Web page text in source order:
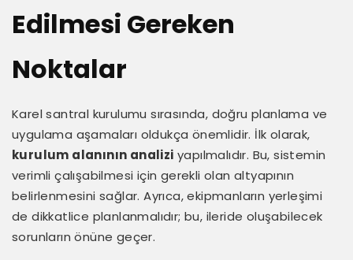
Edilmesi Gereken
Noktalar
Karel santral kurulumu sırasında, doğru planlama ve
uygulama aşamaları oldukça önemlidir. İlk olarak,
kurulum alanının analizi yapılmalıdır. Bu, sistemin
verimli çalışabilmesi için gerekli olan altyapının
belirlenmesini sağlar. Ayrıca, ekipmanların yerleşimi
de dikkatlice planlanmalıdır; bu, ileride oluşabilecek
sorunların önüne geçer.